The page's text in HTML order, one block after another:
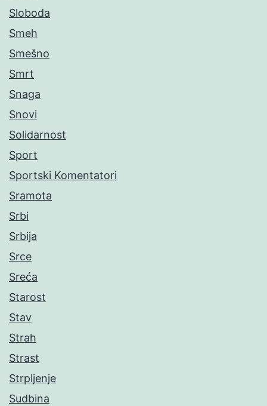
Sloboda
Smeh
Smešno
Smrt
Snaga
Snovi
Solidarnost
Sport
Sportski Komentatori
Sramota
Srbi
Srbija
Srce
Sreća
Starost
Stav
Strah
Strast
Strpljenje
Sudbina